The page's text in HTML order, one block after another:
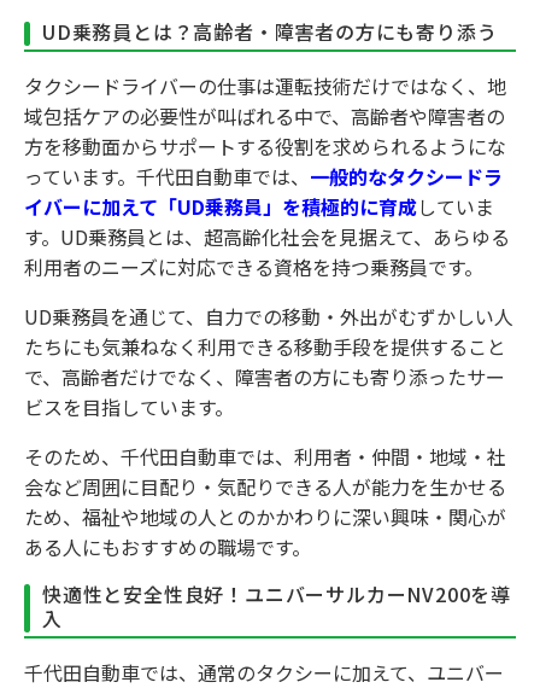
UD乗務員とは？高齢者・障害者の方にも寄り添う
タクシードライバーの仕事は運転技術だけではなく、地
域包括ケアの必要性が叫ばれる中で、高齢者や障害者の
方を移動面からサポートする役割を求められるようにな
っています。千代田自動車では、 一般的なタクシードラ
イバーに加えて「UD乗務員」を積極的に育成していま
す。UD乗務員とは、超高齢化社会を見据えて、あらゆる
利用者のニーズに対応できる資格を持つ乗務員です。
UD乗務員を通じて、自力での移動・外出がむずかしい人
たちにも気兼ねなく利用できる移動手段を提供すること
で、高齢者だけでなく、障害者の方にも寄り添ったサー
ビスを目指しています。
そのため、千代田自動車では、利用者・仲間・地域・社
会など周囲に目配り・気配りできる人が能力を生かせる
ため、福祉や地域の人とのかかわりに深い興味・関心が
ある人にもおすすめの職場です。
快適性と安全性良好！ユニバーサルカーNV200を導
入
千代田自動車では、通常のタクシーに加えて、ユニバー